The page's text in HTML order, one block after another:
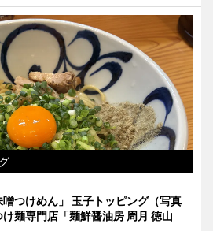
噌つけめん」 玉子トッピング（写真
麺専門店「麺鮮醤油房 周月 徳山